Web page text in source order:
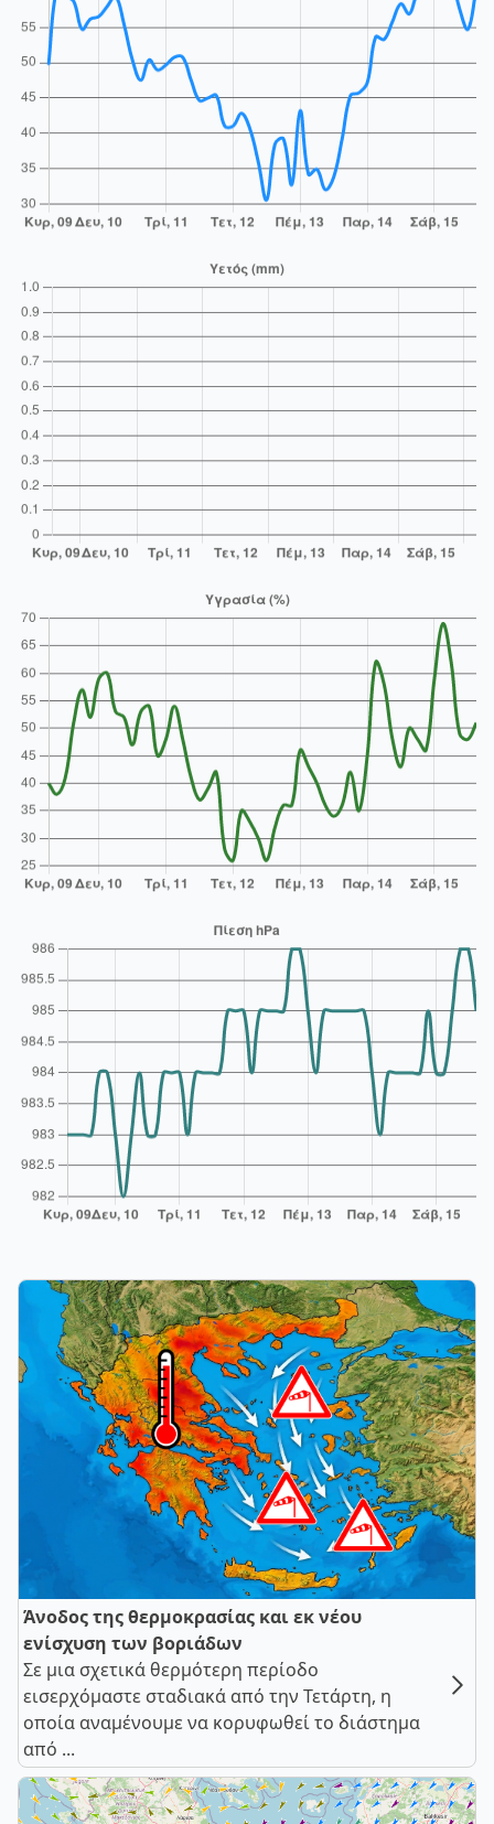
Άνοδος της θερμοκρασίας και εκ νέου
ενίσχυση των βοριάδων
Σε μια σχετικά θερμότερη περίοδο
εισερχόμαστε σταδιακά από την Τετάρτη, η
οποία αναμένουμε να κορυφωθεί το διάστημα
από ...